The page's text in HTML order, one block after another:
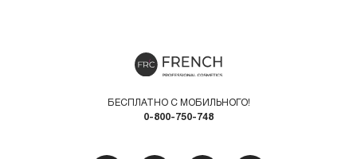
БЕСПЛАТНО С МОБИЛЬНОГО!
0-800-750-748